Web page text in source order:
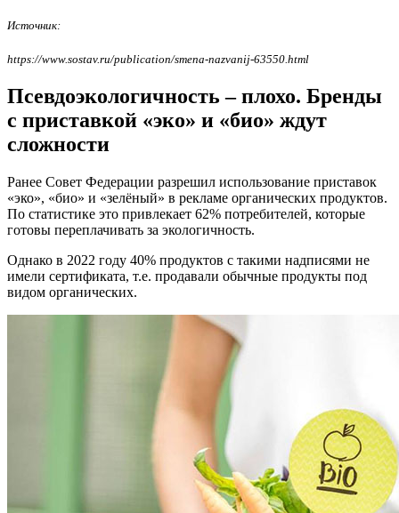
Источник:
https://www.sostav.ru/publication/smena-nazvanij-63550.html
Псевдоэкологичность – плохо. Бренды
с приставкой «эко» и «био» ждут
сложности
Ранее Совет Федерации разрешил использование приставок
«эко», «био» и «зелёный» в рекламе органических продуктов.
По статистике это привлекает 62% потребителей, которые
готовы переплачивать за экологичность.
Однако в 2022 году 40% продуктов с такими надписями не
имели сертификата, т.е. продавали обычные продукты под
видом органических.